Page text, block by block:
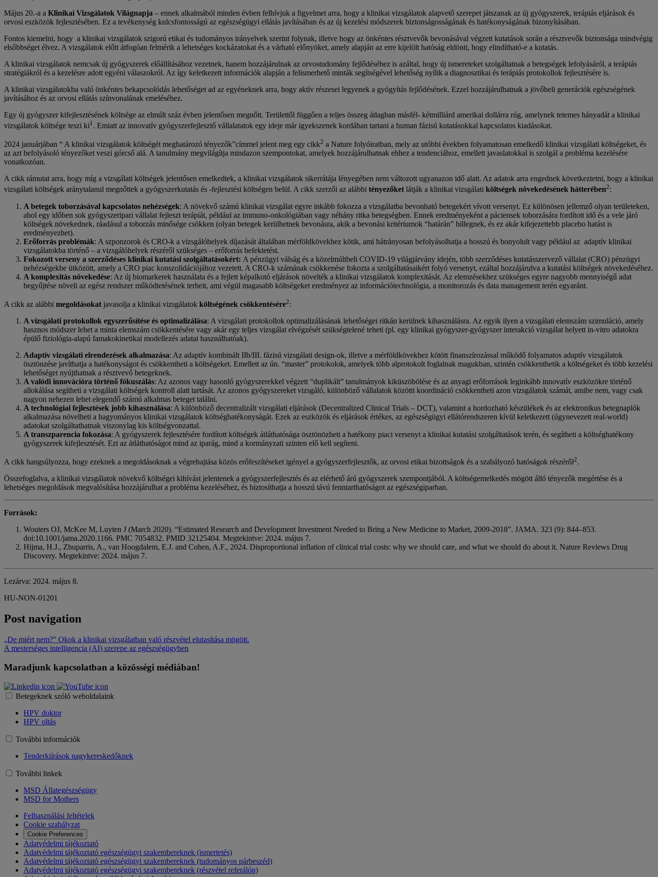
Május 20.-a a Klinikai Vizsgálatok Világnapja – ennek alkalmából minden évben felhívjuk a figyelmet arra, hogy a klinikai vizsgálatok alapvető szerepet játszanak az új gyógyszerek, terápiás eljárások és
orvosi eszközök fejlesztésében. Ez a tevékenység kulcsfontosságú az egészségügyi ellátás javításában és az új kezelési módszerek biztonságosságának és hatékonyságának bizonyításában.
Fontos kiemelni, hogy a klinikai vizsgálatok szigorú etikai és tudományos irányelvek szerint folynak, illetve hogy az önkéntes résztvevők bevonásával végzett kutatások során a résztvevők biztonsága mindvégig
elsőbbséget élvez. A vizsgálatok előtt átfogóan felmérik a lehetséges kockázatokat és a várható előnyöket, amely alapján az erre kijelölt hatóság eldönti, hogy elindítható-e a kutatás.
A klinikai vizsgálatok nemcsak új gyógyszerek előállításához vezetnek, hanem hozzájárulnak az orvostudomány fejlődéséhez is azáltal, hogy új ismereteket szolgáltatnak a betegségek lefolyásáról, a terápiás
stratégiákról és a kezelésre adott egyéni válaszokról. Az így keletkezett információk alapján a felismerhető minták segítségével lehetőség nyílik a diagnosztikai és terápiás protokollok fejlesztésére is.
A klinikai vizsgálatokba való önkéntes bekapcsolódás lehetőséget ad az egyéneknek arra, hogy aktív részesei legyenek a gyógyítás fejlődésének. Ezzel hozzájárulhatnak a jövőbeli generációk egészségének
javításához és az orvosi ellátás színvonalának emeléséhez.
Egy új gyógyszer kifejlesztésének költsége az elmúlt száz évben jelentősen megnőtt. Területtől függően a teljes összeg átlagban másfél- kétmilliárd amerikai dollárra rúg, amelynek tetemes hányadát a klinikai
vizsgálatok költsége teszi ki1 . Emiatt az innovatív gyógyszerfejlesztő vállalatatok egy ideje már igyekszenek kordában tartani a human fázisú kutatásokkal kapcsolatos kiadásokat.
2024 januárjában “ A klinikai vizsgálatok költségét meghatározó tényezők”címmel jelent meg egy cikk2 a Nature folyóiratban, mely az utóbbi években folyamatosan emelkedő klinikai vizsgálati költségeket, és
az azt befolyásoló tényezőket veszi górcső alá. A tanulmány megvilágítja mindazon szempontokat, amelyek hozzájárulhatnak ehhez a tendenciához, emellett javaslatokkal is szolgál a probléma kezelésére
vonatkozóan.
A cikk rámutat arra, hogy míg a vizsgálati költségek jelentősen emelkedtek, a klinikai vizsgálatok sikerrátája lényegében nem változott ugyanazon idő alatt. Az adatok arra engednek következtetni, hogy a klinikai
vizsgálati költségek aránytalanul megnőttek a gyógyszerkutatás és -fejlesztési költségen belül. A cikk szerzői az alábbi tényezőket látják a klinikai vizsgálati költségek növekedésének hátterében2:
A betegek toborzásával kapcsolatos nehézségek: A növekvő számú klinikai vizsgálat egyre inkább fokozza a vizsgálatba bevonható betegekért vívott versenyt. Ez különösen jellemző olyan területeken,
ahol egy időben sok gyógyszeripari vállalat fejleszt terápiát, például az immuno-onkológiában vagy néhány ritka betegségben. Ennek eredményeként a páciensek toborzására fordított idő és a vele járó
költségek növekednek, ráadásul a toborzás minősége csökken (olyan betegek kerülhetnek bevonásra, akik a bevonási kritériumok “határán” billegnek, és ez akár kifejezettebb placebo hatást is
eredményezhet).
Erőforrás problémák: A szponzorok és CRO-k a vizsgálóhelyek díjazását általában mérföldkövekhez kötik, ami hátrányosan befolyásolhatja a hosszú és bonyolult vagy például az adaptív klinikai
vizsgálatokba történő – a vizsgálóhelyek részéről szükséges – erőforrás befektetést.
Fokozott verseny a szerződéses klinikai kutatási szolgáltatásokért: A pénzügyi válság és a közelmúltbeli COVID-19 világjárvány idején, több szerződéses kutatásszervező vállalat (CRO) pénzügyi
nehézségekbe ütközött, amely a CRO piac konszolidációjához vezetett. A CRO-k számának csökkenése fokozta a szolgáltatásaikért folyó versenyt, ezáltal hozzájárulva a kutatási költségek növekedéséhez.
A komplexitás növekedése: Az új biomarkerek használata és a fejlett képalkotó eljárások növelték a klinikai vizsgálatok komplexitását. Az elemzésekhez szükséges egyre nagyobb mennyiségű adat
begyűjtése növeli az egész rendszer működtetésének terheit, ami végül magasabb költségeket eredményez az információtechnológia, a monitorozás és data management terén egyaránt.
A cikk az alábbi megoldásokat javasolja a klinikai vizsgálatok költségének csökkentésére2:
A vizsgálati protokollok egyszerűsítése és optimalizálása: A vizsgálati protokollok optimalizálásának lehetőségei ritkán kerülnek kihasználásra. Az egyik ilyen a vizsgálati elemszám szimuláció, amely
hasznos módszer lehet a minta elemszám csökkentésére vagy akár egy teljes vizsgálat elvégzését szükségtelené teheti (pl. egy klinikai gyógyszer-gyógyszer interakció vizsgálat helyett in-vitro adatokra
épülő fiziológia-alapú famakokinetikai modellezés adatai használhatóak).
Adaptív vizsgálati elrendezések alkalmazása: Az adaptív kombinált IIb/III. fázisú vizsgálati design-ok, illetve a mérföldkövekhez kötött finanszírozással működő folyamatos adaptív vizsgálatok
ösztönzése javíthatja a hatékonyságot és csökkentheti a költségeket. Emellett az ún. “master” protokolok, amelyek több alprotokolt foglalnak magukban, szintén csökkenthetik a költségeket és több kezelési
lehetőséget nyújthatnak a résztvevő betegeknek.
A valódi innovációra történő fókuszálás: Az azonos vagy hasonló gyógyszerekkel végzett “duplikált” tanulmányok kiküszöbölése és az anyagi erőforrások leginkább innovatív eszközökre történő
allokálása segítheti a vizsgálati költségek kontroll alatt tartását. Az azonos gyógyszereket vizsgáló, különböző vállalatok közötti koordináció csökkentheti azon vizsgálatok számát, amibe nem, vagy csak
nagyon nehezen lehet elegendő számú alkalmas beteget találni.
A technológiai fejlesztések jobb kihasználása: A különböző decentralizált vizsgálati eljárások (Decentralized Clinical Trials – DCT), valamint a hordozható készülékek és az elektronikus betegnaplók
alkalmazása növelheti a hagyományos klinikai vizsgálatok költséghatékonyságát. Ezek az eszközök és eljárások értékes, az egészségügyi ellátórendszeren kívül keletkezett (úgynevezett real-world)
adatokat szolgáltathatnak viszonylag kis költségvonzattal.
A transzparencia fokozása: A gyógyszerek fejlesztésére fordított költségek átláthatósága ösztönözheti a hatékony piaci versenyt a klinikai kutatási szolgáltatások terén, és segítheti a költséghatékony
gyógyszerek kifejlesztését. Ezt az átláthatóságot mind az iparág, mind a kormányzati szinten elő kell segíteni.
A cikk hangsúlyozza, hogy ezeknek a megoldásoknak a végrehajtása közös erőfeszítéseket igényel a gyógyszerfejlesztők, az orvosi etikai bizottságok és a szabályozó hatóságok részéről2.
Összefoglalva, a klinikai vizsgálatok növekvő költségei kihívást jelentenek a gyógyszerfejlesztés és az elérhető árú gyógyszerek szempontjából. A költségemelkedés mögött álló tényezők megértése és a
lehetséges megoldások megvalósítása hozzájárulhat a probléma kezeléséhez, és biztosíthatja a hosszú távú fenntarthatóságot az egészségiparban.
Források:
Wouters OJ, McKee M, Luyten J (March 2020). “Estimated Research and Development Investment Needed to Bring a New Medicine to Market, 2009-2018”. JAMA. 323 (9): 844–853.
doi:10.1001/jama.2020.1166. PMC 7054832. PMID 32125404. Megtekintve: 2024. május 7.
Hijma, H.J., Zhuparris, A., van Hoogdalem, E.J. and Cohen, A.F., 2024. Disproportional inflation of clinical trial costs: why we should care, and what we should do about it. Nature Reviews Drug
Discovery. Megtekintve: 2024. május 7.
Lezárva: 2024. május 8.
HU-NON-01201
Post navigation
„De miért nem?” Okok a klinikai vizsgálatban való részvétel elutasítása mögött.
A mesterséges intelligencia (AI) szerepe az egészségügyben
Maradjunk kapcsolatban a közösségi médiában!
Betegeknek szóló weboldalaink
HPV doktor
HPV oltás
További információk
Tenderkiírások nagykereskedőknek
További linkek
MSD Állategészségügy
MSD for Mothers
Felhasználási feltételek
Cookie szabályzat
Cookie Preferences
Adatvédelmi tájékoztató
Adatvédelmi tájékoztató egészségügyi szakembereknek (ismertetés)
Adatvédelmi tájékoztató egészségügyi szakembereknek (tudományos párbeszéd)
Adatvédelmi tájékoztató egészségügyi szakembereknek (részvétel referálón)